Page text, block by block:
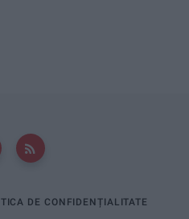
DE CONFIDENȚIALITATE